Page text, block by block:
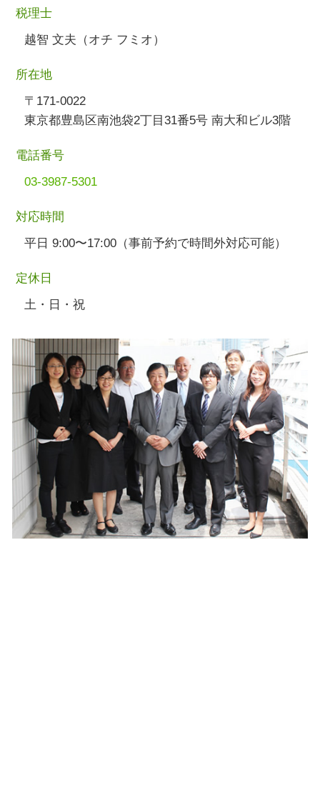
税理士
越智 文夫（オチ フミオ）
所在地
〒171-0022
東京都豊島区南池袋2丁目31番5号 南大和ビル3階
電話番号
03-3987-5301
対応時間
平日 9:00〜17:00（事前予約で時間外対応可能）
定休日
土・日・祝